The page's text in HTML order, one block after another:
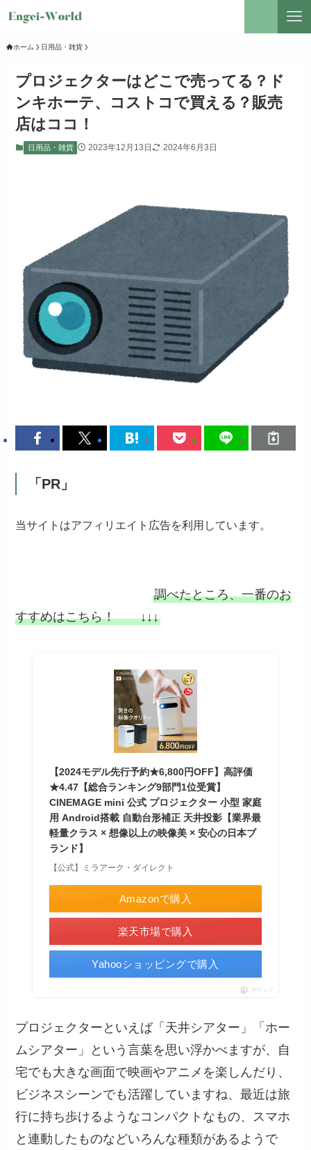
ホーム 日用品・雑貨
プロジェクターはどこで売ってる？ド
ンキホーテ、コストコで買える？販売
店はココ！
日用品・雑貨 2023年12月13日 2024年6月3日
「PR」
当サイトはアフィリエイト広告を利用しています。
調べたところ、一番のお
すすめはこちら！ ↓↓↓
【2024モデル先行予約★6,800円OFF】高評価
★4.47【総合ランキング9部門1位受賞】
CINEMAGE mini 公式 プロジェクター 小型 家庭
用 Android搭載 自動台形補正 天井投影【業界最
軽量クラス × 想像以上の映像美 × 安心の日本ブ
ランド】
【公式】ミラアーク・ダイレクト
Amazonで購入
楽天市場で購入
Yahooショッピングで購入
ポチップ
プロジェクターといえば「天井シアター」「ホー
ムシアター」という言葉を思い浮かべますが、自
宅でも大きな画面で映画やアニメを楽しんだり、
ビジネスシーンでも活躍していますね、最近は旅
行に持ち歩けるようなコンパクトなもの、スマホ
と連動したものなどいろんな種類があるようで